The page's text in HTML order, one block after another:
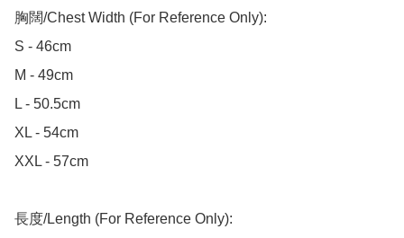
胸闊/Chest Width (For Reference Only):
S - 46cm
M - 49cm
L - 50.5cm
XL - 54cm
XXL - 57cm
長度/Length (For Reference Only):